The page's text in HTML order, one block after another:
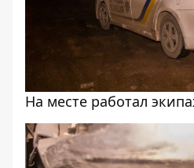
На месте работал